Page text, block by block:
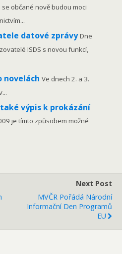
se občané nově budou moci
datové zprávyDne
ISDS s novou funkcí,
noveláchVe dnech 2. a 3.
také výpis k prokázání
je tímto způsobem možné
Next Post
MVČR Pořádá Národní
Informační Den Programů
EU